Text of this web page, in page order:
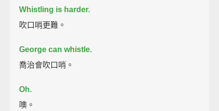
Whistling is harder.
吹口哨更難。
George can whistle.
喬治會吹口哨。
Oh.
噢。